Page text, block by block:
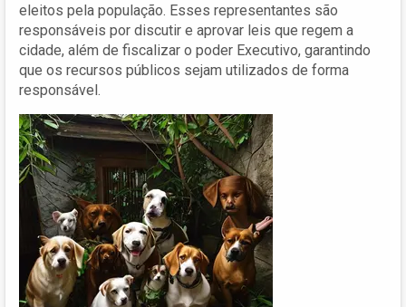
eleitos pela população. Esses representantes são
responsáveis por discutir e aprovar leis que regem a
cidade, além de fiscalizar o poder Executivo, garantindo
que os recursos públicos sejam utilizados de forma
responsável.